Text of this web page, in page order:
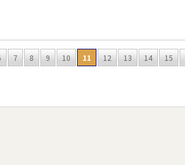
7 8 9 10 11 12 13 14 15